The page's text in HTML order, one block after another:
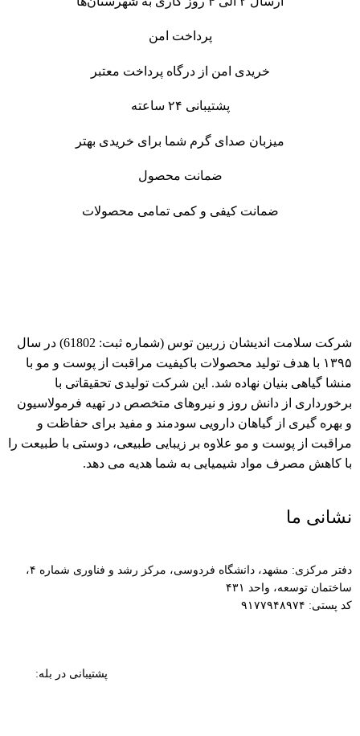
پرداخت امن
خریدی امن از درگاه پرداخت معتبر
پشتیبانی ۲۴ ساعته
میزبان صدای گرم شما برای خریدی بهتر
ضمانت محصول
ضمانت کیفی و کمی تمامی محصولات
شرکت سلامت اندیشان زربین توس (شماره ثبت: 61802) در سال
۱۳۹۵ با هدف تولید محصولات باکیفیت مراقبت از پوست و مو با
منشا گیاهی بنیان نهاده شد. این شرکت تولیدی تحقیقاتی با
برخورداری از دانش روز و نیروهای متخصص در تهیه فرمولاسیون
و بهره گیری از گیاهان دارویی سودمند و مفید برای حفاظت و
مراقبت از پوست و مو علاوه بر زیبایی طبیعی، دوستی با طبیعت را
با کاهش مصرف مواد شیمیایی به شما هدیه می دهد.
نشانی ما
دفتر مرکزی: مشهد، دانشگاه فردوسی، مرکز رشد و فناوری شماره ۴،
ساختمان توسعه، واحد ۴۳۱
کد پستی: ۹۱۷۷۹۴۸۹۷۴
پشتیبانی در بله: